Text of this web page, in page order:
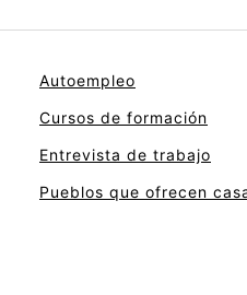
Autoempleo
Cursos de formación
Entrevista de trabajo
Pueblos que ofrecen